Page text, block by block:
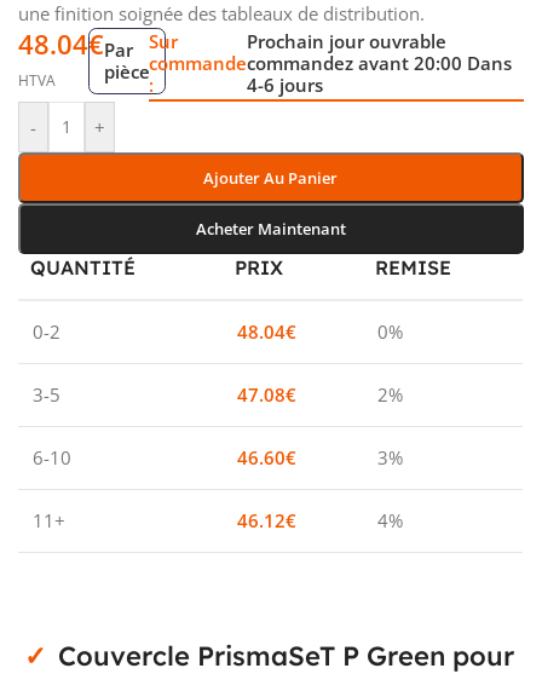
une finition soignée des tableaux de distribution.
48.04€
HTVA
Par
pièce
Sur
commande
:
Prochain jour ouvrable
commandez avant 20:00 Dans
4-6 jours
-
+
Ajouter Au Panier
Acheter Maintenant
QUANTITÉ PRIX REMISE
0-2 48.04€ 0%
3-5 47.08€ 2%
6-10 46.60€ 3%
11+ 46.12€ 4%
Couvercle PrismaSeT P Green pour